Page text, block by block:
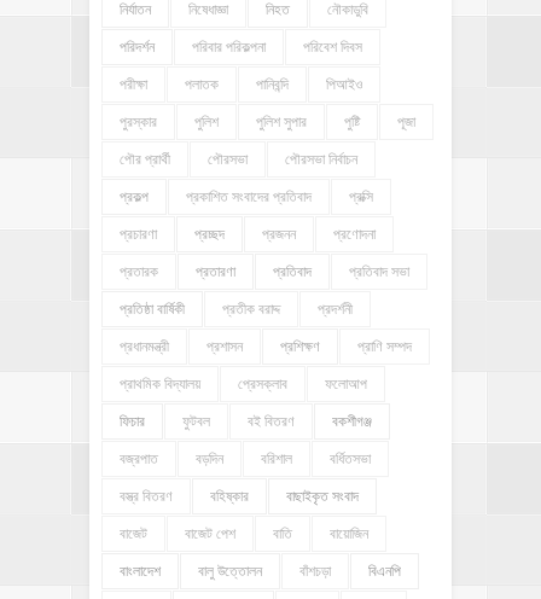
নির্যাতন নিষেধাজ্ঞা নিহত নৌকাডুবি
পরিদর্শন পরিবার পরিকল্পনা পরিবেশ দিবস
পরীক্ষা পলাতক পানিবন্দি পিআইও
পুরস্কার পুলিশ পুলিশ সুপার পুষ্টি পূজা
পৌর প্রার্থী পৌরসভা পৌরসভা নির্বাচন
প্রকল্প প্রকাশিত সংবাদের প্রতিবাদ প্রক্সি
প্রচারণা প্রচ্ছদ প্রজনন প্রণোদনা
প্রতারক প্রতারণা প্রতিবাদ প্রতিবাদ সভা
প্রতিষ্ঠা বার্ষিকী প্রতীক বরাদ্দ প্রদর্শনী
প্রধানমন্ত্রী প্রশাসন প্রশিক্ষণ প্রাণি সম্পদ
প্রাথমিক বিদ্যালয় প্রেসক্লাব ফলোআপ
ফিচার ফুটবল বই বিতরণ বকশীগঞ্জ
বজ্রপাত বড়দিন বরিশাল বর্ধিতসভা
বস্ত্র বিতরণ বহিষ্কার বাছাইকৃত সংবাদ
বাজেট বাজেট পেশ বাতি বায়োজিন
বাংলাদেশ বালু উত্তোলন বাঁশচড়া বিএনপি